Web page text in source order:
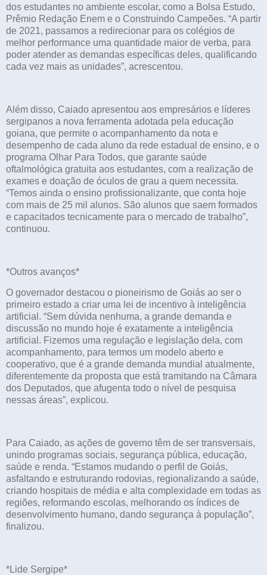
dos estudantes no ambiente escolar, como a Bolsa Estudo,
Prêmio Redação Enem e o Construindo Campeões. “A partir
de 2021, passamos a redirecionar para os colégios de
melhor performance uma quantidade maior de verba, para
poder atender as demandas específicas deles, qualificando
cada vez mais as unidades”, acrescentou.
Além disso, Caiado apresentou aos empresários e líderes
sergipanos a nova ferramenta adotada pela educação
goiana, que permite o acompanhamento da nota e
desempenho de cada aluno da rede estadual de ensino, e o
programa Olhar Para Todos, que garante saúde
oftalmológica gratuita aos estudantes, com a realização de
exames e doação de óculos de grau a quem necessita.
“Temos ainda o ensino profissionalizante, que conta hoje
com mais de 25 mil alunos. São alunos que saem formados
e capacitados tecnicamente para o mercado de trabalho”,
continuou.
*Outros avanços*
O governador destacou o pioneirismo de Goiás ao ser o
primeiro estado a criar uma lei de incentivo à inteligência
artificial. “Sem dúvida nenhuma, a grande demanda e
discussão no mundo hoje é exatamente a inteligência
artificial. Fizemos uma regulação e legislação dela, com
acompanhamento, para termos um modelo aberto e
cooperativo, que é a grande demanda mundial atualmente,
diferentemente da proposta que está tramitando na Câmara
dos Deputados, que afugenta todo o nível de pesquisa
nessas áreas”, explicou.
Para Caiado, as ações de governo têm de ser transversais,
unindo programas sociais, segurança pública, educação,
saúde e renda. “Estamos mudando o perfil de Goiás,
asfaltando e estruturando rodovias, regionalizando a saúde,
criando hospitais de média e alta complexidade em todas as
regiões, reformando escolas, melhorando os índices de
desenvolvimento humano, dando segurança à população”,
finalizou.
*Lide Sergipe*